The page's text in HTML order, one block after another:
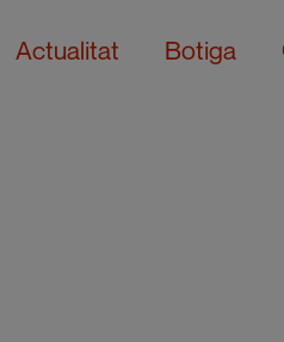
Actualitat Botiga